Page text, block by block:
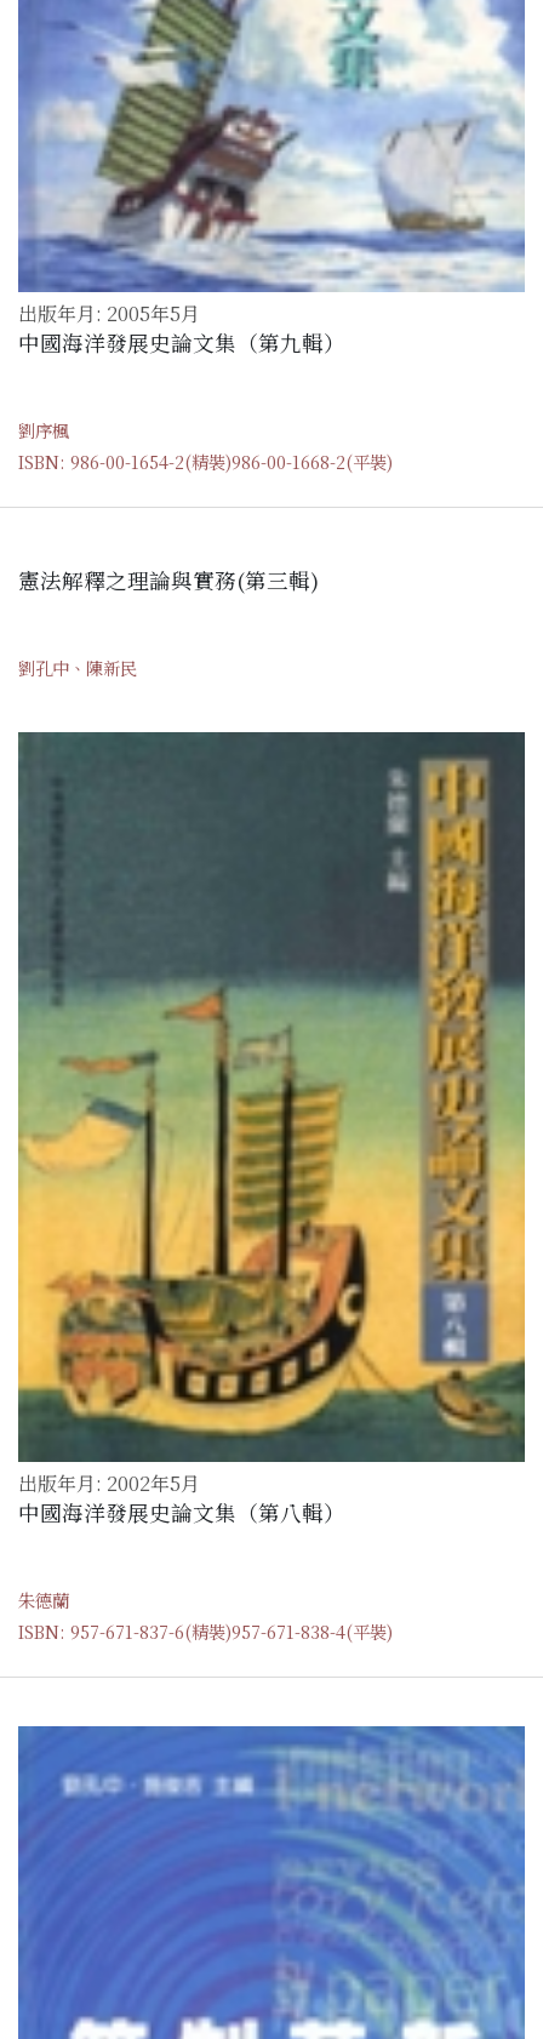
出版年月: 2005年5月
中國海洋發展史論文集（第九輯）
劉序楓
ISBN: 986-00-1654-2(精裝)986-00-1668-2(平裝)
憲法解釋之理論與實務(第三輯)
劉孔中、陳新民
出版年月: 2002年5月
中國海洋發展史論文集（第八輯）
朱德蘭
ISBN: 957-671-837-6(精裝)957-671-838-4(平裝)